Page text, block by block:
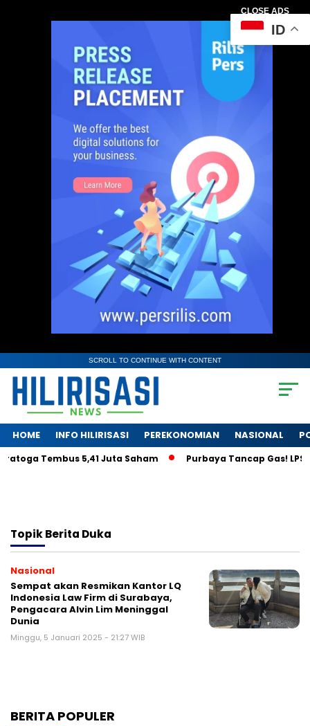
CLOSE ADS
SCROLL TO CONTINUE WITH CONTENT
HOME INFO HILIRISASI PEREKONOMIAN NASIONAL
Tembus 5,41 Juta Saham Purbaya Tancap Gas! LPS
TopikBerita Duka
Nasional
Sempat akan Resmikan Kantor LQ
Indonesia Law Firm di Surabaya,
Pengacara Alvin Lim Meninggal
Dunia
Minggu, 5 Januari 2025 - 21:27 WIB
BERITA POPULER
ID